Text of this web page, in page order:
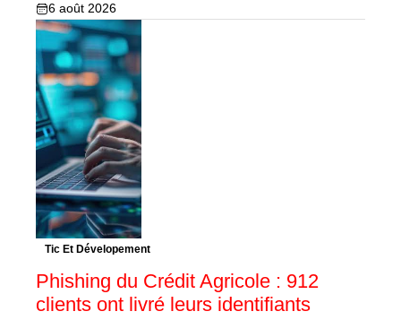
6 août 2026
Tic Et Dévelopement
Phishing du Crédit Agricole : 912
clients ont livré leurs identifiants